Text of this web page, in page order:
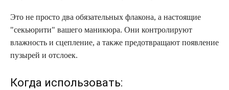
Это не просто два обязательных флакона, а настоящие
"секьюрити" вашего маникюра. Они контролируют
влажность и сцепление, а также предотвращают появление
пузырей и отслоек.
Когда использовать: